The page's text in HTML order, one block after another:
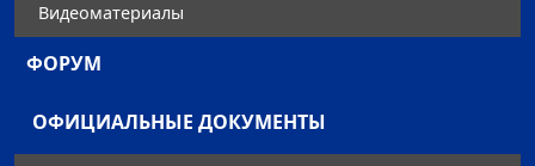
Видеоматериалы
ФОРУМ
ОФИЦИАЛЬНЫЕ ДОКУМЕНТЫ